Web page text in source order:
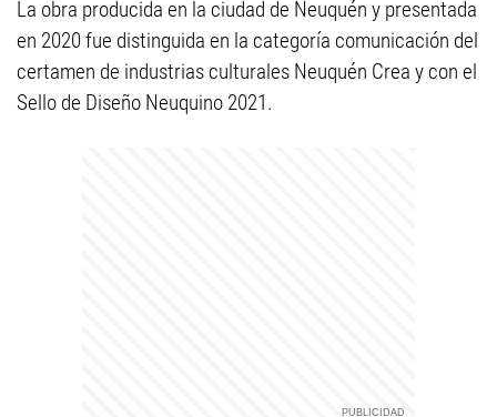
La obra producida en la ciudad de Neuquén y presentada
en 2020 fue distinguida en la categoría comunicación del
certamen de industrias culturales Neuquén Crea y con el
Sello de Diseño Neuquino 2021.